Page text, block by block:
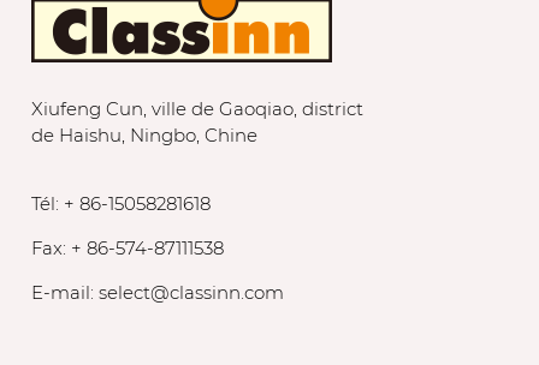
Xiufeng Cun, ville de Gaoqiao, district
de Haishu, Ningbo, Chine
Tél: + 86-15058281618
Fax: + 86-574-87111538
E-mail:select@classinn.com